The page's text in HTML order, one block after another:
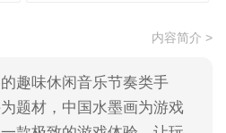
内容简介 >
趣味休闲音乐节奏类手
题材，中国水墨画为游戏